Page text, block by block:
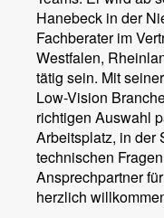
Hanebeck in der
Fachberater im
Westfalen,
tätig sein. Mit
Low-Vision
richtigen Auswahl
Arbeitsplatz, in der
technischen
Ansprechpartner
herzlich